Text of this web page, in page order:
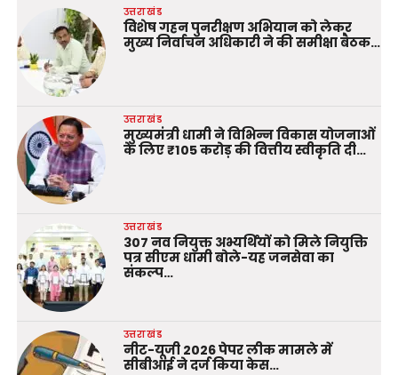
उत्तराखंड
विशेष गहन पुनरीक्षण अभियान को लेकर
मुख्य निर्वाचन अधिकारी ने की समीक्षा बैठक…
उत्तराखंड
मुख्यमंत्री धामी ने विभिन्न विकास योजनाओं
के लिए ₹105 करोड़ की वित्तीय स्वीकृति दी…
उत्तराखंड
307 नव नियुक्त अभ्यर्थियों को मिले नियुक्ति
पत्र सीएम धामी बोले-यह जनसेवा का
संकल्प…
उत्तराखंड
नीट-यूजी 2026 पेपर लीक मामले में
सीबीआई ने दर्ज किया केस…